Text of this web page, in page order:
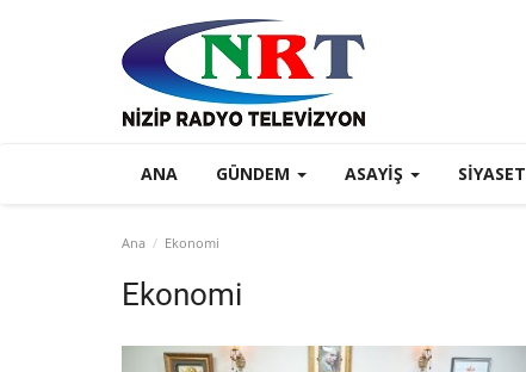
ANA GÜNDEM ASAYIŞ SIYASET
Ana Ekonomi
Ekonomi